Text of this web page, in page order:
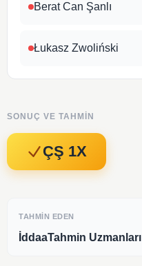
Berat Can Şanlı
Łukasz Zwoliński
SONUÇ VE TAHMIN
ÇŞ 1X
TAHMIN EDEN
İddaaTahmin Uzmanları